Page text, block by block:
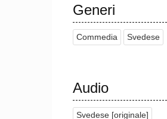
Generi
Commedia Svedese
Audio
Svedese [originale]